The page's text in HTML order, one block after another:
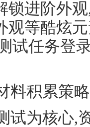
锁进阶外
观等酷炫
试任务登
料积累策
试为核心,